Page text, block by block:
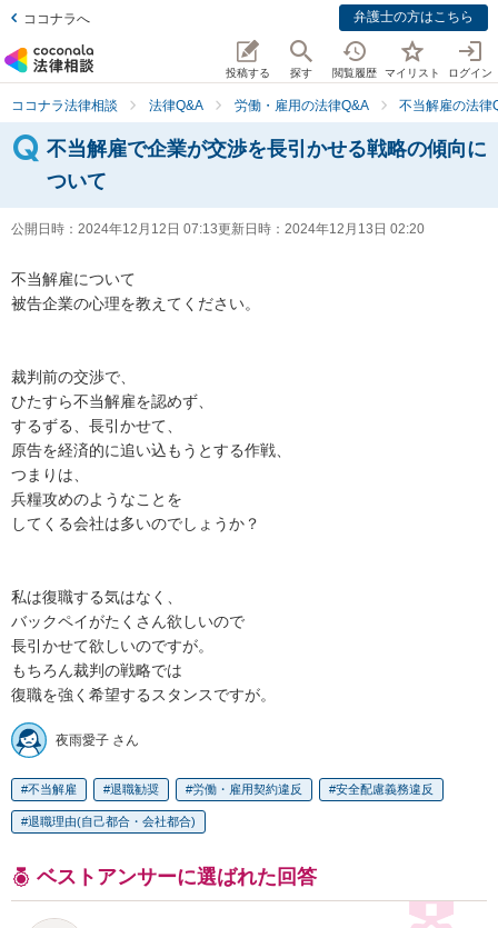
ココナラへ 弁護士の方はこちら
投稿する 探す 閲覧履歴 マイリスト ログイン
ココナラ法律相談 法律Q&A 労働・雇用の法律Q&A 不当解雇の法律
不当解雇で企業が交渉を長引かせる戦略の傾向に
ついて
公開日時： 2024年12月12日 07:13更新日時： 2024年12月13日 02:20
不当解雇について
被告企業の心理を教えてください。
裁判前の交渉で、
ひたすら不当解雇を認めず、
するずる、長引かせて、
原告を経済的に追い込もうとする作戦、
つまりは、
兵糧攻めのようなことを
してくる会社は多いのでしょうか？
私は復職する気はなく、
バックペイがたくさん欲しいので
長引かせて欲しいのですが。
もちろん裁判の戦略では
復職を強く希望するスタンスですが。
夜雨愛子 さん
不当解雇 退職勧奨 労働・雇用契約違反 安全配慮義務違反
退職理由(自己都合・会社都合)
ベストアンサーに選ばれた回答